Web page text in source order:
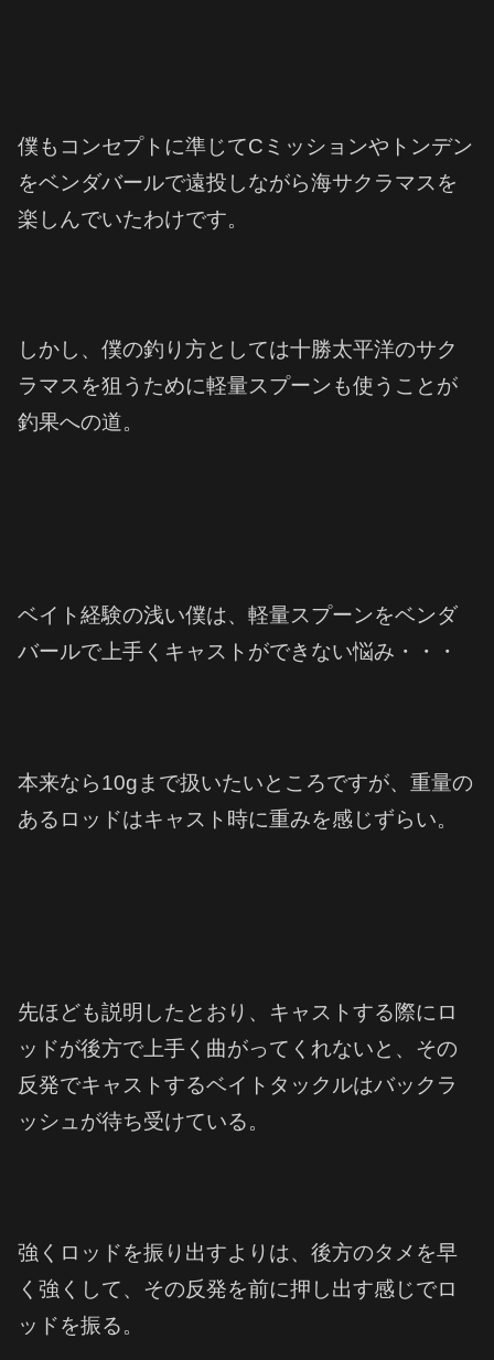
僕もコンセプトに準じてCミッションやトンデン
をベンダバールで遠投しながら海サクラマスを
楽しんでいたわけです。
しかし、僕の釣り方としては十勝太平洋のサク
ラマスを狙うために軽量スプーンも使うことが
釣果への道。
ベイト経験の浅い僕は、軽量スプーンをベンダ
バールで上手くキャストができない悩み・・・
本来なら10gまで扱いたいところですが、重量の
あるロッドはキャスト時に重みを感じずらい。
先ほども説明したとおり、キャストする際にロ
ッドが後方で上手く曲がってくれないと、その
反発でキャストするベイトタックルはバックラ
ッシュが待ち受けている。
強くロッドを振り出すよりは、後方のタメを早
く強くして、その反発を前に押し出す感じでロ
ッドを振る。